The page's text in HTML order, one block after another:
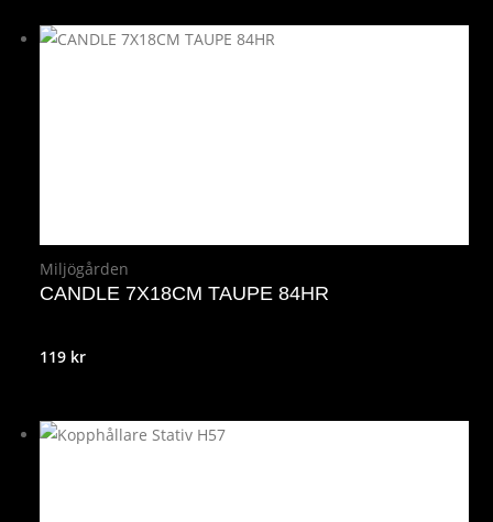
Miljögården
CANDLE 7X18CM TAUPE 84HR
119 kr